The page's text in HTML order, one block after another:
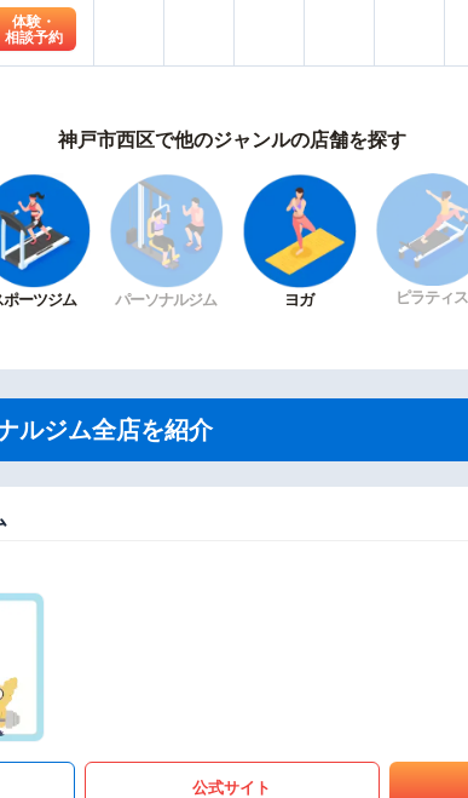
体験・
相談予約
神戸市西区で他のジャンルの店舗を探す
ポーツジム パーソナルジム ヨガ ピラティス
ルジム全店を紹介
公式サイト